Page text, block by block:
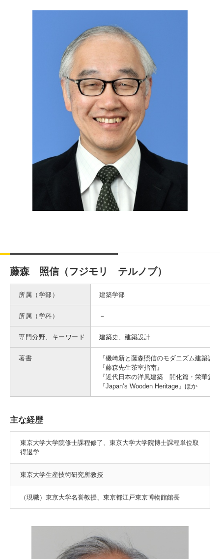
藤森 照信（フジモリ テルノブ）
所属（学部） 建築学部
所属（学科） －
専門分野、キーワード 建築史、建築設計
著書
『磯崎新と藤森照信のモダニズム建築談
『藤森先生茶室指南』
『近代日本の洋風建築 開化篇・栄華篇』
『Japan’s Wooden Heritage』ほか
主な経歴
東京大学大学院修士課程修了、東京大学大学院博士課程単位取
得退学
東京大学生産技術研究所教授
（現職）東京大学名誉教授、東京都江戸東京博物館館長